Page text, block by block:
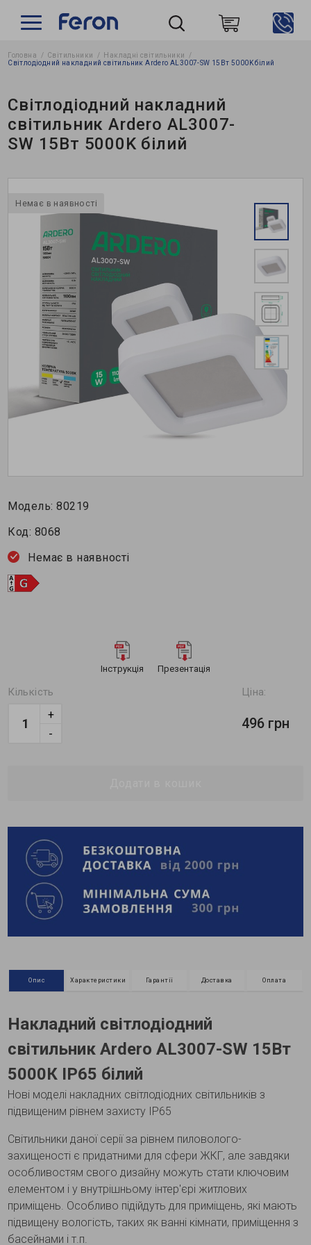
Пошук
Головна Світильники
Накладні світильники
Світлодіодний накладний світильник Ardero AL3007-SW 15Вт 5000K білий
Світлодіодний накладний
світильник Ardero AL3007-
SW 15Вт 5000K білий
Немає в наявності
Модель:80219
Код: 8068
Немає в наявності
Інструкція Презентація
Кількість
-
+
Ціна:
496 грн
Опис Характеристики Гарантії Доставка Оплата
Накладний світлодіодний
світильник Ardero AL3007-SW 15Вт
5000К IP65 білий
Нові моделі накладних світлодіодних світильників з
підвищеним рівнем захисту ІР65
Світильники даної серії за рівнем пиловолого-
захищеності є придатними для сфери ЖКГ, але завдяки
особливостям свого дизайну можуть стати ключовим
елементом і у внутрішньому інтер'єрі житлових
приміщень. Особливо підійдуть для приміщень, які мають
підвищену вологість, таких як ванні кімнати, приміщення з
басейнами і т.п.